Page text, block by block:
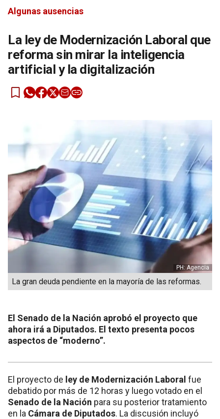
Algunas ausencias
La ley de Modernización Laboral que
reforma sin mirar la inteligencia
artificial y la digitalización
La gran deuda pendiente en la mayoría de las reformas.
PH: Agencia
El Senado de la Nación aprobó el proyecto que
ahora irá a Diputados. El texto presenta pocos
aspectos de “moderno”.
El proyecto de ley de Modernización Laboral fue
debatido por más de 12 horas y luego votado en el
Senado de la Nación para su posterior tratamiento
en la Cámara de Diputados. La discusión incluyó